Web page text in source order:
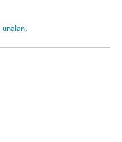
ünalan,